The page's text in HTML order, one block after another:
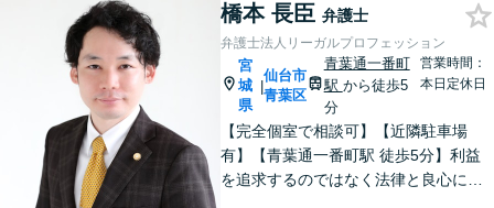
橋本 長臣 弁護士
弁護士法人リーガルプロフェッション
宮
城
県
|
仙台市
青葉区
青葉通一番町
駅 から徒歩5
分
営業時間：
本日定休日
【完全個室で相談可】【近隣駐車場
有】【青葉通一番町駅 徒歩5分】利益
を追求するのではなく法律と良心に従